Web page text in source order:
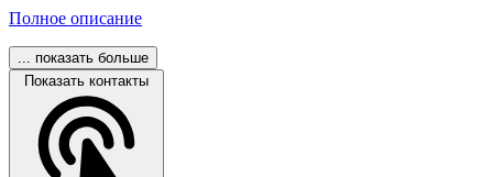
Полное описание
... показать больше
Показать контакты